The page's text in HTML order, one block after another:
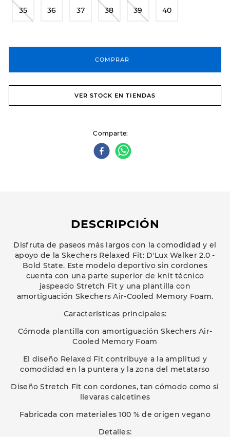
35 36 37 38 39 40
COMPRAR
VER STOCK EN TIENDAS
Comparte
DESCRIPCIÓN
Disfruta de paseos más largos con la comodidad y el
apoyo de la Skechers Relaxed Fit: D'Lux Walker 2.0 -
Bold State. Este modelo deportivo sin cordones
cuenta con una parte superior de knit técnico
jaspeado Stretch Fit y una plantilla con
amortiguación Skechers Air-Cooled Memory Foam.
Características principales:
Cómoda plantilla con amortiguación Skechers Air-
Cooled Memory Foam
El diseño Relaxed Fit contribuye a la amplitud y
comodidad en la puntera y la zona del metatarso
Diseño Stretch Fit con cordones, tan cómodo como si
llevaras calcetines
Fabricada con materiales 100 % de origen vegano
Detalles: